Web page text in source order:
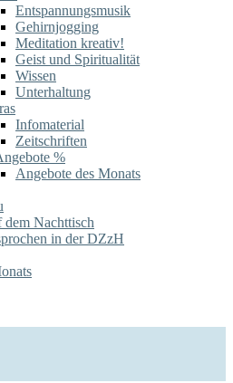
Entspannungsmusik
Gehirnjogging
Meditation kreativ!
Geist und Spiritualität
Wissen
Unterhaltung
Infomaterial
Zeitschriften
%
Angebote des Monats
dem Nachttisch
in der DZzH